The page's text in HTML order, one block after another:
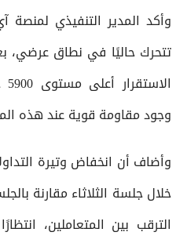
وأكد المدير التنفيذي
وجود مقاومة قوية عند هذه
وأضاف أن انخفاض وتيرة
خلال جلسة الثلاثاء مقارنة
الترقب بين المتعاملين،